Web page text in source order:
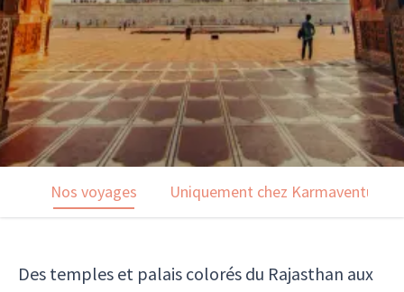
Nos voyages Uniquement chez Karmaventura
Des temples et palais colorés du Rajasthan aux